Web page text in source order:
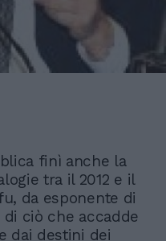
finì anche la
tra il 2012 e il
da esponente di
ciò che accadde
dai destini dei